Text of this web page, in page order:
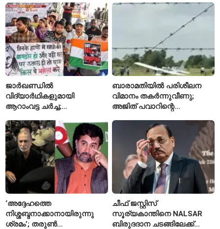
ജാർഖണ്ഡിൽ
വിദ്യാർഥികളുമായി
ആറാംവട്ട ചർച്ച;
ദിവസത്തിലേക്ക്
ബാരാമതിയിൽ പരിശീലന
വിമാനം തകർന്നുവീണു;
അജിത് പവാറിന്റെ
രണ്ടാമത്തെ സംഭവം
‘അദ്ദേഹത്തെ
നിശ്ശബ്ദനാക്കാനായിരുന്നു
ശ്രമം’; തരുണ്‍
ചീഫ് ജസ്റ്റിസ്
സൂര്യകാന്തിനെ NALSAR
ബിരുദദാന ചടങ്ങിലേക്ക്